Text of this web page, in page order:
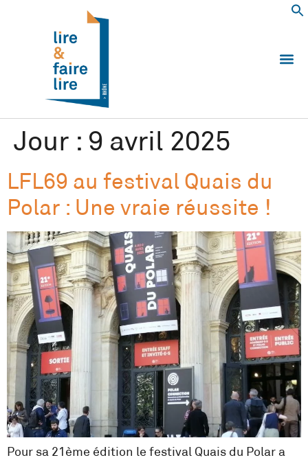
Jour : 9 avril 2025
LFL69 au festival Quais du
Polar : Une vraie réussite !
Pour sa 21ème édition le festival Quais du Polar a